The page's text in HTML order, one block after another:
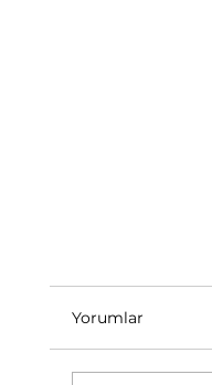
Yorumlar